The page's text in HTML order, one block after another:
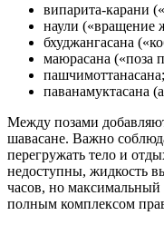
випарита-карани
наули («вращение
бхуджангасана
маюрасана («поза
пашчимоттанасана;
паванамуктасана
Между позами
шавасане. Важно
перегружать тело и
недоступны, жидкость
часов, но
полным комплексом